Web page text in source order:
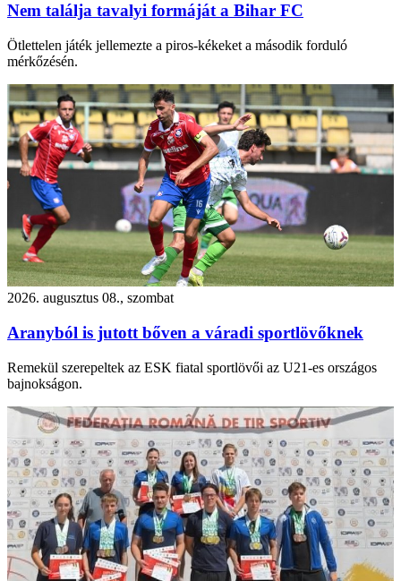
Nem találja tavalyi formáját a Bihar FC
Ötlettelen játék jellemezte a piros-kékeket a második forduló
mérkőzésén.
2026. augusztus 08., szombat
Aranyból is jutott bőven a váradi sportlövőknek
Remekül szerepeltek az ESK fiatal sportlövői az U21-es országos
bajnokságon.